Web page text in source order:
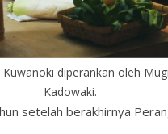
Kuwanoki diperankan oleh Mugi
Kadowaki.
setelah berakhirnya